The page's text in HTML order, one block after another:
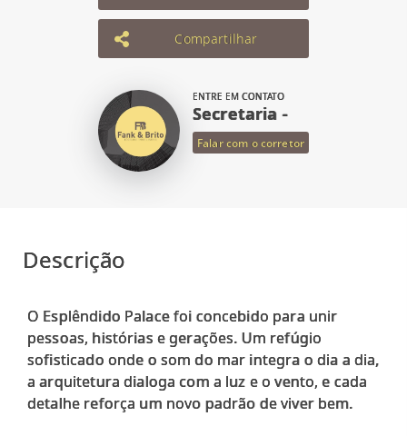
Compartilhar
ENTRE EM CONTATO
Secretaria -
Falar com o corretor
Descrição
O Esplêndido Palace foi concebido para unir
pessoas, histórias e gerações. Um refúgio
sofisticado onde o som do mar integra o dia a dia,
a arquitetura dialoga com a luz e o vento, e cada
detalhe reforça um novo padrão de viver bem.